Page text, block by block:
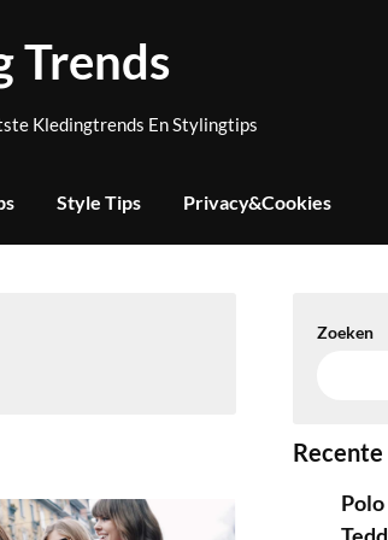
Trends
Kledingtrends En Stylingtips
Style Tips Privacy&Cookies
Zoeken